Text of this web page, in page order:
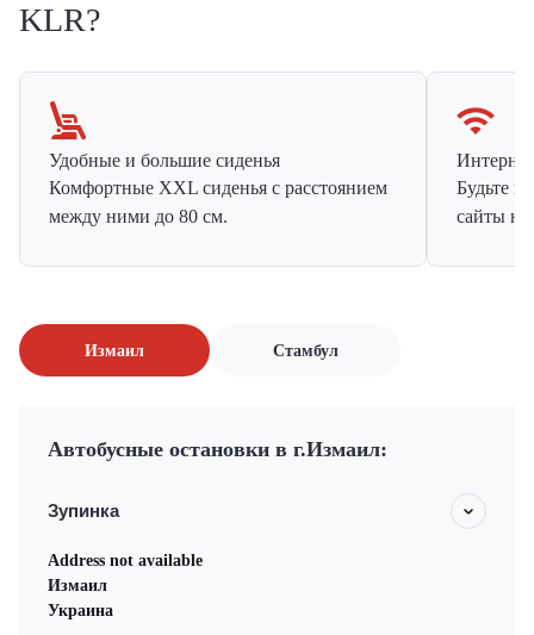
KLR?
Удобные и большие сиденья
Комфортные XXL сиденья с расстоянием
между ними до 80 см.
Будьте
сайты на
Измаил Стамбул
Автобусные остановки в г.Измаил:
Зупинка
Address not available
Измаил
Украина